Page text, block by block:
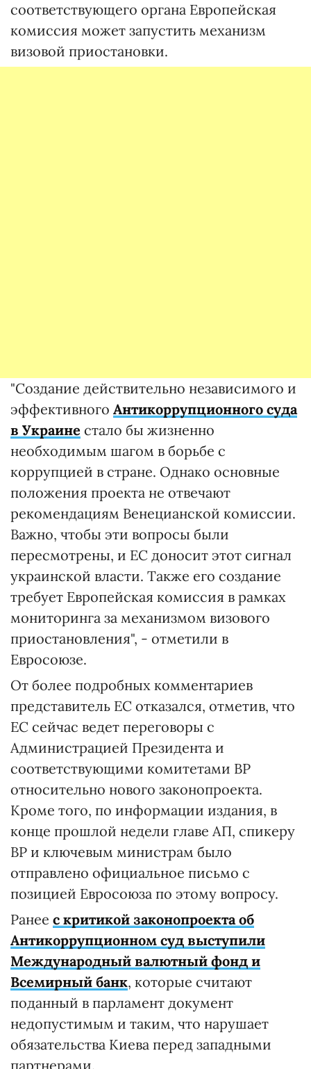
соответствующего органа Европейская
комиссия может запустить механизм
визовой приостановки.
"Создание действительно независимого и
эффективного Антикоррупционного суда
в Украине стало бы жизненно
необходимым шагом в борьбе с
коррупцией в стране. Однако основные
положения проекта не отвечают
рекомендациям Венецианской комиссии.
Важно, чтобы эти вопросы были
пересмотрены, и ЕС доносит этот сигнал
украинской власти. Также его создание
требует Европейская комиссия в рамках
мониторинга за механизмом визового
приостановления", - отметили в
Евросоюзе.
От более подробных комментариев
представитель ЕС отказался, отметив, что
ЕС сейчас ведет переговоры с
Администрацией Президента и
соответствующими комитетами ВР
относительно нового законопроекта.
Кроме того, по информации издания, в
конце прошлой недели главе АП, спикеру
ВР и ключевым министрам было
отправлено официальное письмо с
позицией Евросоюза по этому вопросу.
Ранее с критикой законопроекта об
Антикоррупционном суд выступили
Международный валютный фонд и
Всемирный банк, которые считают
поданный в парламент документ
недопустимым и таким, что нарушает
обязательства Киева перед западными
партнерами.